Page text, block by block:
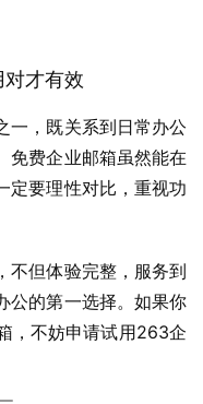
才有效
一，既关系到日常办公
免费企业邮箱虽然能在
定要理性对比，重视功
不但体验完整，服务到
公的第一选择。如果你
，不妨申请试用263企